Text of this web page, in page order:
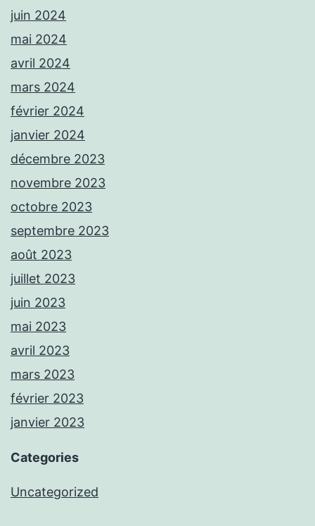
juin 2024
mai 2024
avril 2024
mars 2024
février 2024
janvier 2024
décembre 2023
novembre 2023
octobre 2023
septembre 2023
août 2023
juillet 2023
juin 2023
mai 2023
avril 2023
mars 2023
février 2023
janvier 2023
Categories
Uncategorized